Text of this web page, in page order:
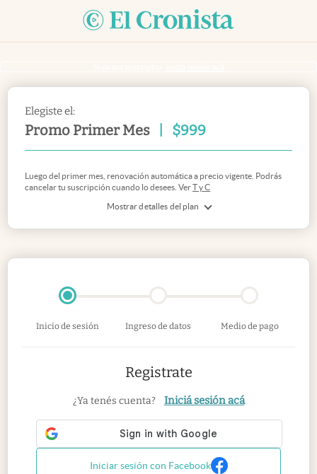
Elegiste el:
Promo Primer Mes $999
Mostrar detalles del plan
Luego del primer mes, renovación automática a precio vigente. Podrás
cancelar tu suscripción cuando lo desees. VerT y C
Inicio de sesión Ingreso de datos Medio de pago
Registrate
¿Ya tenés cuenta? Iniciá sesión acá
Iniciar sesión con Facebook